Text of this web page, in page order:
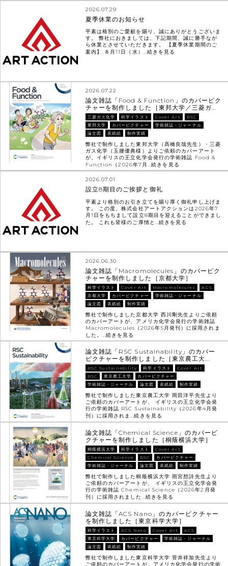
2026.07.29
夏季休業のお知らせ
平素は格別のご愛顧を賜り、誠にありがとうございま
す。 弊社におきましては、下記期間、誠に勝手なが
ら休業とさせていただきます。 【夏季休業期間のご
案内】 ８月11日（水）…続きを見る
2026.07.22
論文雑誌「Food & Function」のカバーピク
チャーを制作しました［東邦大学／三菱ガ…
三菱ガス化学 科学イラスト Cover Art
RSC
東邦大学
カバーピクチャー
学術雑誌・ジャーナル
論文図
表紙絵 制作実績
弊社で制作しました東邦大学（髙橋良哉先生）・三菱
ガス化学（玉腰優典様）よりご依頼のカバーアート
が、イギリスの王立化学会発行の学術雑誌 Food &
Function（2026年7月…続きを見る
2026.07.01
設立8期目のご挨拶と御礼
平素より格別のお引き立てを賜り厚く御礼申し上げま
す。 この度、株式会社アートアクションは2026年7
月1日をもちまして設立8期目を迎えることができまし
た。 これも皆様のご厚情と…続きを見る
2026.06.30
論文雑誌「Macromolecules」のカバーピク
チャーを制作しました［京都大学］
科学イラスト Cover Art Macromolecules
ACS
京都大学
カバーピクチャー
学術雑誌・ジャーナル
論文図
表紙絵 制作実績
弊社で制作しました京都大学 西川剛先生よりご依頼
のカバーアートが、アメリカ化学会発行の学術雑誌
Macromolecules（2026年5月発刊）に採用されま
した。…続きを見る
論文雑誌「RSC Sustainability」のカバー
ピクチャーを制作しました［東京農工大…
RSC Sustainability 科学イラスト
Cover Art
RSC
東京農工大学
カバーピクチャー
学術雑誌・ジャーナル
論文図 表紙絵 制作実績
弊社で制作しました東京農工大学 岡田洋平先生より
ご依頼のカバーアートが、 イギリスの王立化学会発
行の学術雑誌 RSC Sustainability（2026年4月発
刊）に採用されま…続きを見る
論文雑誌「Chemical Science」のカバーピ
クチャーを制作しました［桐蔭横浜大学］
桐蔭横浜大学 科学イラスト
Cover Art
Chemical Science
RSC
カバーピクチャー
学術雑誌・ジャーナル
論文図 表紙絵 制作実績
弊社で制作しました桐蔭横浜大学 雨宮想詩先生より
ご依頼のカバーアートが、 イギリスの王立化学会発
行の学術雑誌 Chemical Science（2026年2月発
刊）に採用されました…続きを見る
論文雑誌「ACS Nano」のカバーピクチャー
を制作しました［東京科学大学］
科学イラスト ACS Nano Cover Art
ACS
東京科学大学
カバーピクチャー
学術雑誌・ジャーナル
論文図
表紙絵 制作実績
弊社で制作しました東京科学大学 菅井祥加先生より
ご依頼のカバーアートが、アメリカ化学会発行の学術